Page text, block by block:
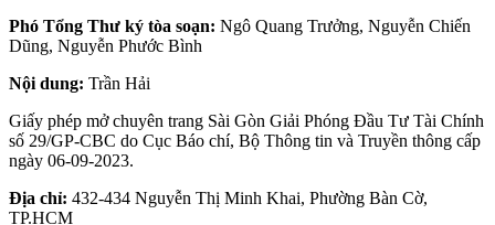
Phó Tổng Thư ký tòa soạn: Ngô Quang Trưởng, Nguyễn Chiến
Dũng, Nguyễn Phước Bình
Nội dung: Trần Hải
Giấy phép mở chuyên trang Sài Gòn Giải Phóng Đầu Tư Tài Chính
số 29/GP-CBC do Cục Báo chí, Bộ Thông tin và Truyền thông cấp
ngày 06-09-2023.
Địa chỉ: 432-434 Nguyễn Thị Minh Khai, Phường Bàn Cờ,
TP.HCM